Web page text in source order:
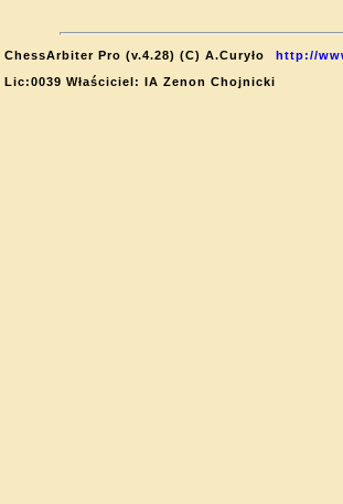
ChessArbiter Pro (v.4.28) (C) A.Curyło
http://
Lic:0039 Właściciel: IA Zenon Chojnicki